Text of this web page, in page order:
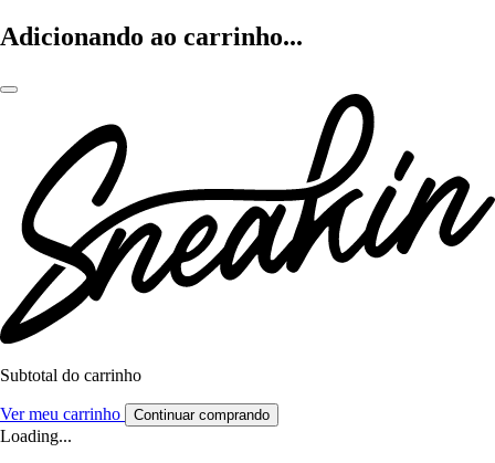
Adicionando ao carrinho...
Subtotal do carrinho
Ver meu carrinho Continuar comprando
Loading...